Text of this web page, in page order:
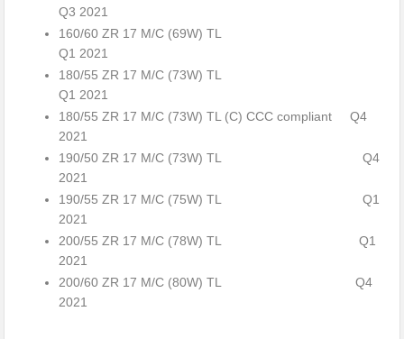
Q3 2021
160/60 ZR 17 M/C (69W) TL
Q1 2021
180/55 ZR 17 M/C (73W) TL
Q1 2021
180/55 ZR 17 M/C (73W) TL (C) CCC compliant Q4
2021
190/50 ZR 17 M/C (73W) TL Q4
2021
190/55 ZR 17 M/C (75W) TL Q1
2021
200/55 ZR 17 M/C (78W) TL Q1
2021
200/60 ZR 17 M/C (80W) TL Q4
2021